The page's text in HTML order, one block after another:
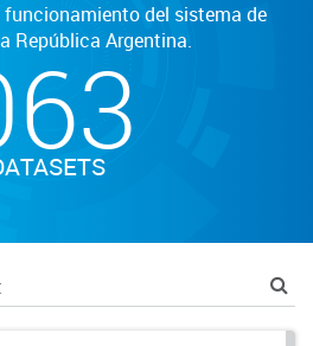
funcionamiento del sistema de
República Argentina.